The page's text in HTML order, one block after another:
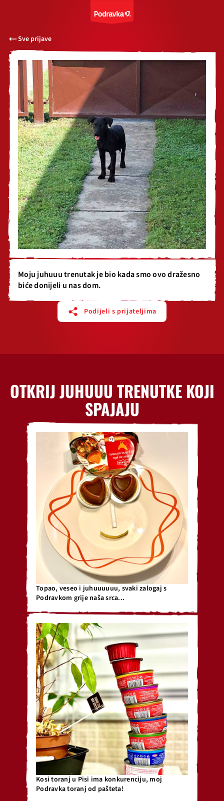
Sve prijave
Moju juhuuu trenutak je bio kada smo ovo dražesno
biće donijeli u nas dom.
Podijeli s prijateljima
OTKRIJ JUHUUU TRENUTKE KOJI
SPAJAJU
Topao, veseo i juhuuuuuu, svaki zalogaj s
Podravkom grije naša srca...
Kosi toranj u Pisi ima konkurenciju, moj
Podravka toranj od pašteta!